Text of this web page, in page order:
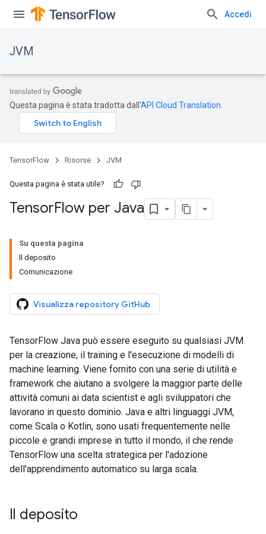
Accedi
JVM
Questa pagina è stata tradotta dall'API Cloud Translation
TensorFlow Risorse JVM
Questa pagina è stata utile?
TensorFlow per Java
Su questa pagina
Il deposito
Comunicazione
Visualizza repository GitHub
TensorFlow Java può essere eseguito su qualsiasi JVM
per la creazione, il training e l'esecuzione di modelli di
machine learning. Viene fornito con una serie di utilità e
framework che aiutano a svolgere la maggior parte delle
attività comuni ai data scientist e agli sviluppatori che
lavorano in questo dominio. Java e altri linguaggi JVM,
come Scala o Kotlin, sono usati frequentemente nelle
piccole e grandi imprese in tutto il mondo, il che rende
TensorFlow una scelta strategica per l'adozione
dell'apprendimento automatico su larga scala.
Il deposito